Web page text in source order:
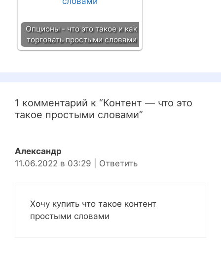
Опционы - что это такое и как
торговать простыми словами
1 комментарий к “Контент — что это
такое простыми словами”
Александр
11.06.2022 в 03:29
Ответить
Хочу купить что такое контент
простыми словами